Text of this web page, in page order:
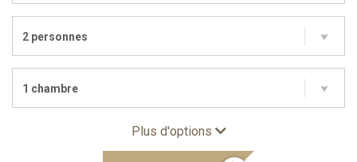
2 personnes
1 chambre
Plus d'options